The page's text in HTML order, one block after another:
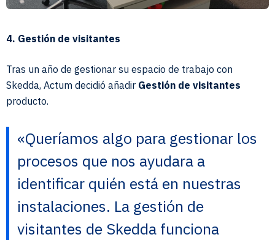
4. Gestión de visitantes
Tras un año de gestionar su espacio de trabajo con
Skedda, Actum decidió añadir Gestión de visitantes
producto.
«Queríamos algo para gestionar los
procesos que nos ayudara a
identificar quién está en nuestras
instalaciones. La gestión de
visitantes de Skedda funciona